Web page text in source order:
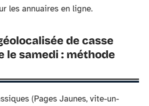
les annuaires en ligne.
de casse
le samedi : méthode
(Pages Jaunes, vite-un-